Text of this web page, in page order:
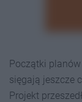
Początki
sięgają jeszcze
Projekt